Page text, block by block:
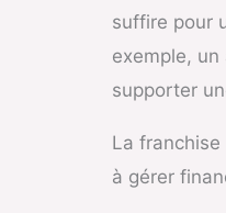
suffire pour
exemple,
supporter
La
à gérer